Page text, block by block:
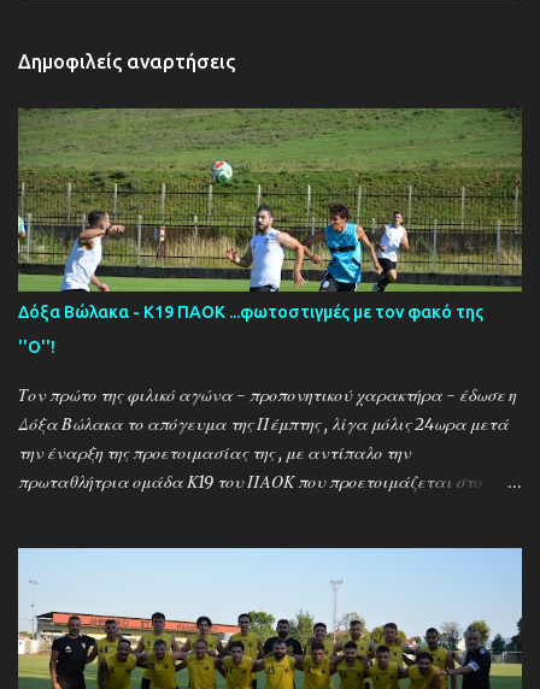
Δημοφιλείς αναρτήσεις
Δόξα Βώλακα - Κ19 ΠΑΟΚ ...φωτοστιγμές με τον φακό της
''Ο''!
Τον πρώτο της φιλικό αγώνα - προπονητικού χαρακτήρα - έδωσε η
Δόξα Βώλακα το απόγευμα της Πέμπτης , λίγα μόλις 24ωρα μετά
την έναρξη της προετοιμασίας της , με αντίπαλο την
πρωταθλήτρια ομάδα Κ19 του ΠΑΟΚ που προετοιμάζεται στο
έχουν ως νέο προπονητή τον Μαροκινό πρώην σταρ του ΠΑΟΚ και
της Νάπολι Ομάρ Ελ Καντουρί! Η αποστολή της Κ19 του ΠΑΟΚ ,
αφού ολοκλήρωσε το πρώτο μέρος των προπονήσεων στη Σουρωτή,
μετακόμισε στη Δράμα όπου θα παραμείνει έως τις 4 Αυγούστου.